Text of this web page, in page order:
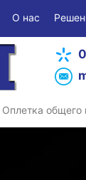
О нас
Оплетка общего